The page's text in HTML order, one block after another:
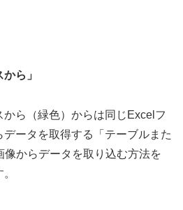
から 」
ら（緑色）からは同じExcelフ
データを取得する「テーブルまた
像からデータを取り込む方法を